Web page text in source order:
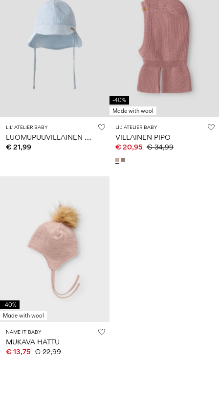
LIL' ATELIER BABY
L
UOMUPUUVILLAINEN AURINKOHATTU
€ 21,99
-40%
Made with wool
LIL' ATELIER BABY
VILLAINEN PIPO
€ 20,95 € 34,99
-40%
Made with wool
NAME IT BABY
MUKAVA HATTU
€ 13,75 € 22,99